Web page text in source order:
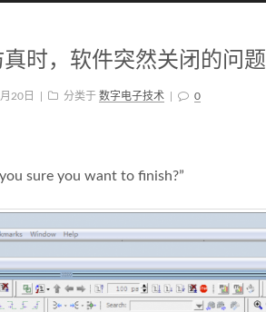
时，软件突然关闭的问题
20日 分类于 数字电子技术 0
sure you want to finish?”